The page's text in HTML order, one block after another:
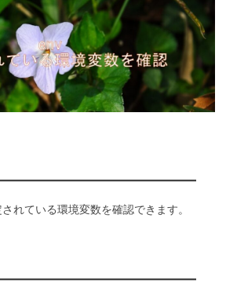
れている環境変数を確認できます。